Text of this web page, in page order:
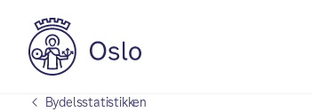
Bydelsstatistikken